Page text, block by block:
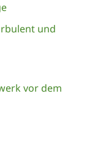
und
vor dem